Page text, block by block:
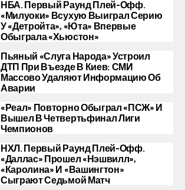
НБА. Первый Раунд Плей-Офф.
«Милуоки» Всухую Выиграл Серию
У «Детройта», «Юта» Впервые
Обыграла «Хьюстон»
Пьяный «слуга Народа» Устроил
ДТП При Въезде В Киев: СМИ
Массово Удаляют Информацию Об
Аварии
«Реал» Повторно Обыграл «ПСЖ» И
Вышел В Четвертьфинал Лиги
Чемпионов
НХЛ. Первый Раунд Плей-Офф.
«Даллас» Прошел «Нэшвилл»,
«Каролина» И «Вашингтон»
Сыграют Седьмой Матч